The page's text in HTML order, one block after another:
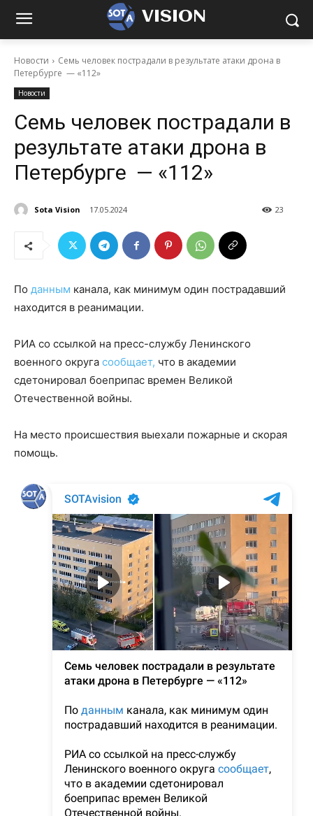
VISION
Новости
Семь человек пострадали в результате атаки дрона в
Петербурге — «112»
Новости
Семь человек пострадали в
результате атаки дрона в
Петербурге — «112»
Sota Vision 17.05.2024 23
По данным канала, как минимум один пострадавший
находится в реанимации.
РИА со ссылкой на пресс-службу Ленинского
военного округа сообщает, что в академии
сдетонировал боеприпас времен Великой
Отечественной войны.
На место происшествия выехали пожарные и скорая
помощь.